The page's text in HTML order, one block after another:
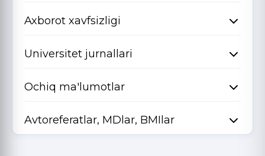
Axborot xavfsizligi
Universitet jurnallari
Ochiq ma'lumotlar
Avtoreferatlar, MDlar, BMIlar